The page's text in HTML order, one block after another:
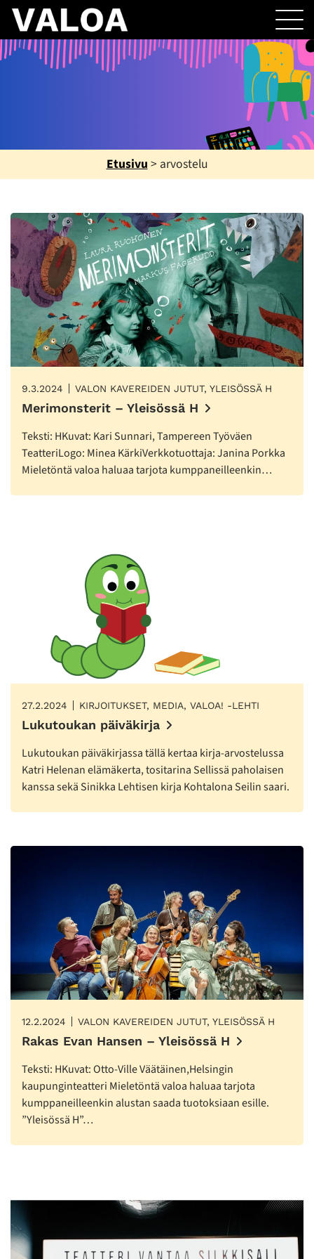
Etusivu > arvostelu
9.3.2024 VALON KAVEREIDEN JUTUT, YLEISÖSSÄ H
Merimonsterit – Yleisössä H
Teksti: HKuvat: Kari Sunnari, Tampereen Työväen
TeatteriLogo: Minea KärkiVerkkotuottaja: Janina Porkka
Mieletöntä valoa haluaa tarjota kumppaneilleenkin…
27.2.2024 KIRJOITUKSET, MEDIA, VALOA! -LEHTI
Lukutoukan päiväkirja
Lukutoukan päiväkirjassa tällä kertaa kirja-arvostelussa
Katri Helenan elämäkerta, tositarina Sellissä paholaisen
kanssa sekä Sinikka Lehtisen kirja Kohtalona Seilin saari.
12.2.2024 VALON KAVEREIDEN JUTUT, YLEISÖSSÄ H
Rakas Evan Hansen – Yleisössä H
Teksti: HKuvat: Otto-Ville Väätäinen,Helsingin
kaupunginteatteri Mieletöntä valoa haluaa tarjota
kumppaneilleenkin alustan saada tuotoksiaan esille.
”Yleisössä H”…